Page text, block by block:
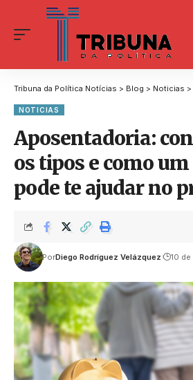
Tribuna da Política Notícias > Blog > Noticias >
NOTICIAS
Aposentadoria:
os tipos e como
pode te ajudar no
PorDiego Rodríguez Velázquez 10